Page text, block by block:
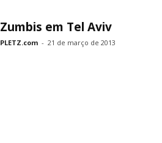
Zumbis em Tel Aviv
PLETZ.com - 21 de março de 2013